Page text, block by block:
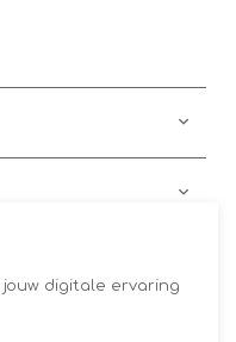
digitale ervaring